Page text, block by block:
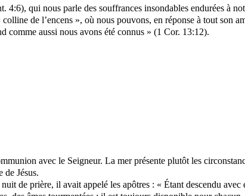
qui nous parle des souffrances insondables endurées à
de l’encens », où nous pouvons, en réponse à tout son
comme aussi nous avons été connus » (1 Cor. 13:12).
avec le Seigneur. La mer présente plutôt les
de Jésus.
de prière, il avait appelé les apôtres : « Étant descendu